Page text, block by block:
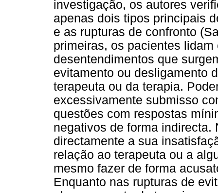
investigação, os autores
apenas dois tipos principais
e as rupturas de confronto
primeiras, os pacientes
desentendimentos que
evitamento ou desligamento
terapeuta ou da terapia.
excessivamente submisso
questões com respostas
negativos de forma
directamente a sua
relação ao terapeuta ou a
mesmo fazer de forma
Enquanto nas rupturas de